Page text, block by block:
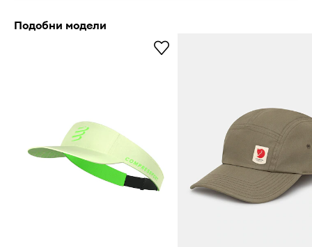
Подобни модели